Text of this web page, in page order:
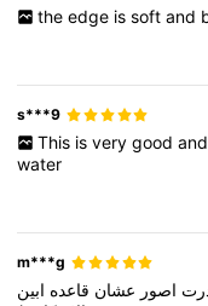
the edge is soft and
s***9
This is very good and
water
m***g
اصور عشان قاعده ابين